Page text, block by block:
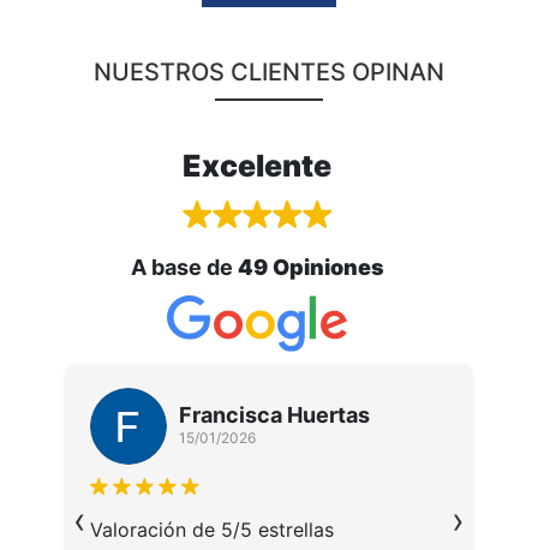
NUESTROS CLIENTES OPINAN
Excelente
A base de 49 Opiniones
‹
Francisca Huertas
15/01/2026
Valoración de 5/5 estrellas ›